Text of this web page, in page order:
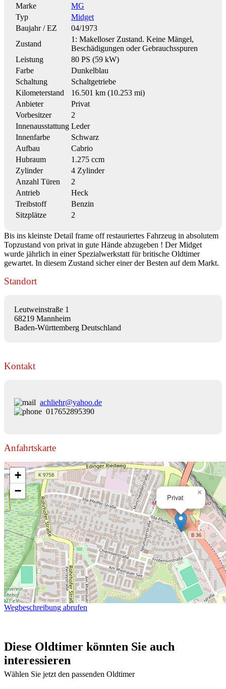
Marke
MG
Typ
Midget
Baujahr / EZ
04/1973
Zustand
1: Makelloser Zustand. Keine Mängel,
Beschädigungen oder Gebrauchsspuren
Leistung
80 PS (59 kW)
Farbe
Dunkelblau
Schaltung
Schaltgetriebe
Kilometerstand
16.501 km (10.253 mi)
Anbieter
Privat
Vorbesitzer
2
Innenausstattung Leder
Innenfarbe
Schwarz
Aufbau
Cabrio
Hubraum
1.275 ccm
Zylinder
4 Zylinder
Anzahl Türen
2
Antrieb
Heck
Treibstoff
Benzin
Sitzplätze
2
Bis ins kleinste Detail frame off restauriertes Fahrzeug in absolutem
Topzustand von privat in gute Hände abzugeben ! Der Midget
wurde jährlich in einer Spezialwerkstatt für britische Oldtimer
gewartet. In diesem Zustand sicher einer der Besten auf dem Markt.
Standort
Leutweinstraße 1
68219 Mannheim
Baden-Württemberg Deutschland
Kontakt
achliehr@yahoo.de
017652895390
Anfahrtskarte
Privat
×
+
−
Wegbeschreibung abrufen
Diese Oldtimer könnten Sie auch
interessieren
Wählen Sie jetzt den passenden Oldtimer